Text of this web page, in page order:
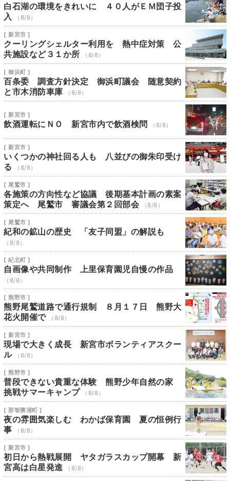
白石湖の環境をきれいに ４０人がＥＭ団子投
入
（8/8）
[ 新宮市 ]
クーリングシェルター利用を 熱中症対策 公
共施設など３１か所
（8/8）
[ 御浜町 ]
百条委 調査方針決定 御浜町議会 随意契約
と市木消防車庫
（8/8）
[ 新宮市 ]
飲酒運転にＮＯ 新宮市内で飲酒検問 （8/8）
[ 新宮市 ]
いくつかの神社回る人も 八並びの御朱印受け
る
（8/8）
[ 尾鷲市 ]
各施策の方向性など協議 後期基本計画の素案
策定へ 尾鷲市 審議会第２回部会
（8/8）
[ 尾鷲市 ]
紀和の鉱山の歴史 「友子同盟」の解説も
（8/8）
[ 紀北町 ]
自画像や共同制作 上里保育園児自慢の作品
（8/8）
[ 熊野市 ]
熊野尾鷲道路で通行規制 ８月１７日 熊野大
花火開催で
（8/8）
[ 新宮市 ]
現場で大きく成長 新宮市ボランティアスクー
ル
（8/8）
[ 熊野市 ]
普段できない貴重な体験 熊野少年自然の家
挑戦サマーキャンプ
（8/8）
[ 那智勝浦町 ]
夜の雰囲気楽しむ わかば保育園 夏の恒例行
事
（8/8）
[ 新宮市 ]
初日から熱戦展開 ヤタガラスカップ開幕 新
宮高は白星発進
（8/8）